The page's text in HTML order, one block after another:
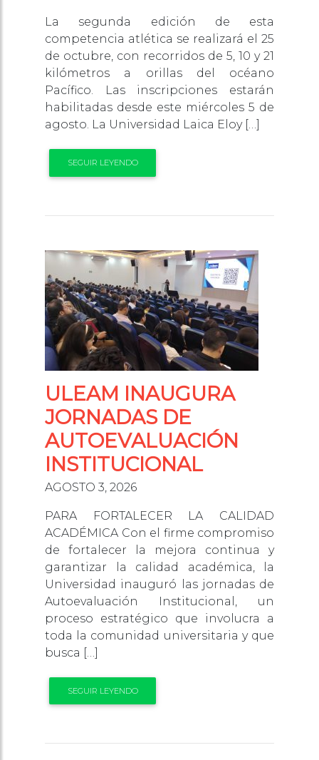
La segunda edición de esta
competencia atlética se realizará el 25
de octubre, con recorridos de 5, 10 y 21
kilómetros a orillas del océano
Pacífico. Las inscripciones estarán
habilitadas desde este miércoles 5 de
agosto. La Universidad Laica Eloy […]
SEGUIR LEYENDO
ULEAM INAUGURA
JORNADAS DE
AUTOEVALUACIÓN
INSTITUCIONAL
AGOSTO 3, 2026
PARA FORTALECER LA CALIDAD
ACADÉMICA Con el firme compromiso
de fortalecer la mejora continua y
garantizar la calidad académica, la
Universidad inauguró las jornadas de
Autoevaluación Institucional, un
proceso estratégico que involucra a
toda la comunidad universitaria y que
busca […]
SEGUIR LEYENDO